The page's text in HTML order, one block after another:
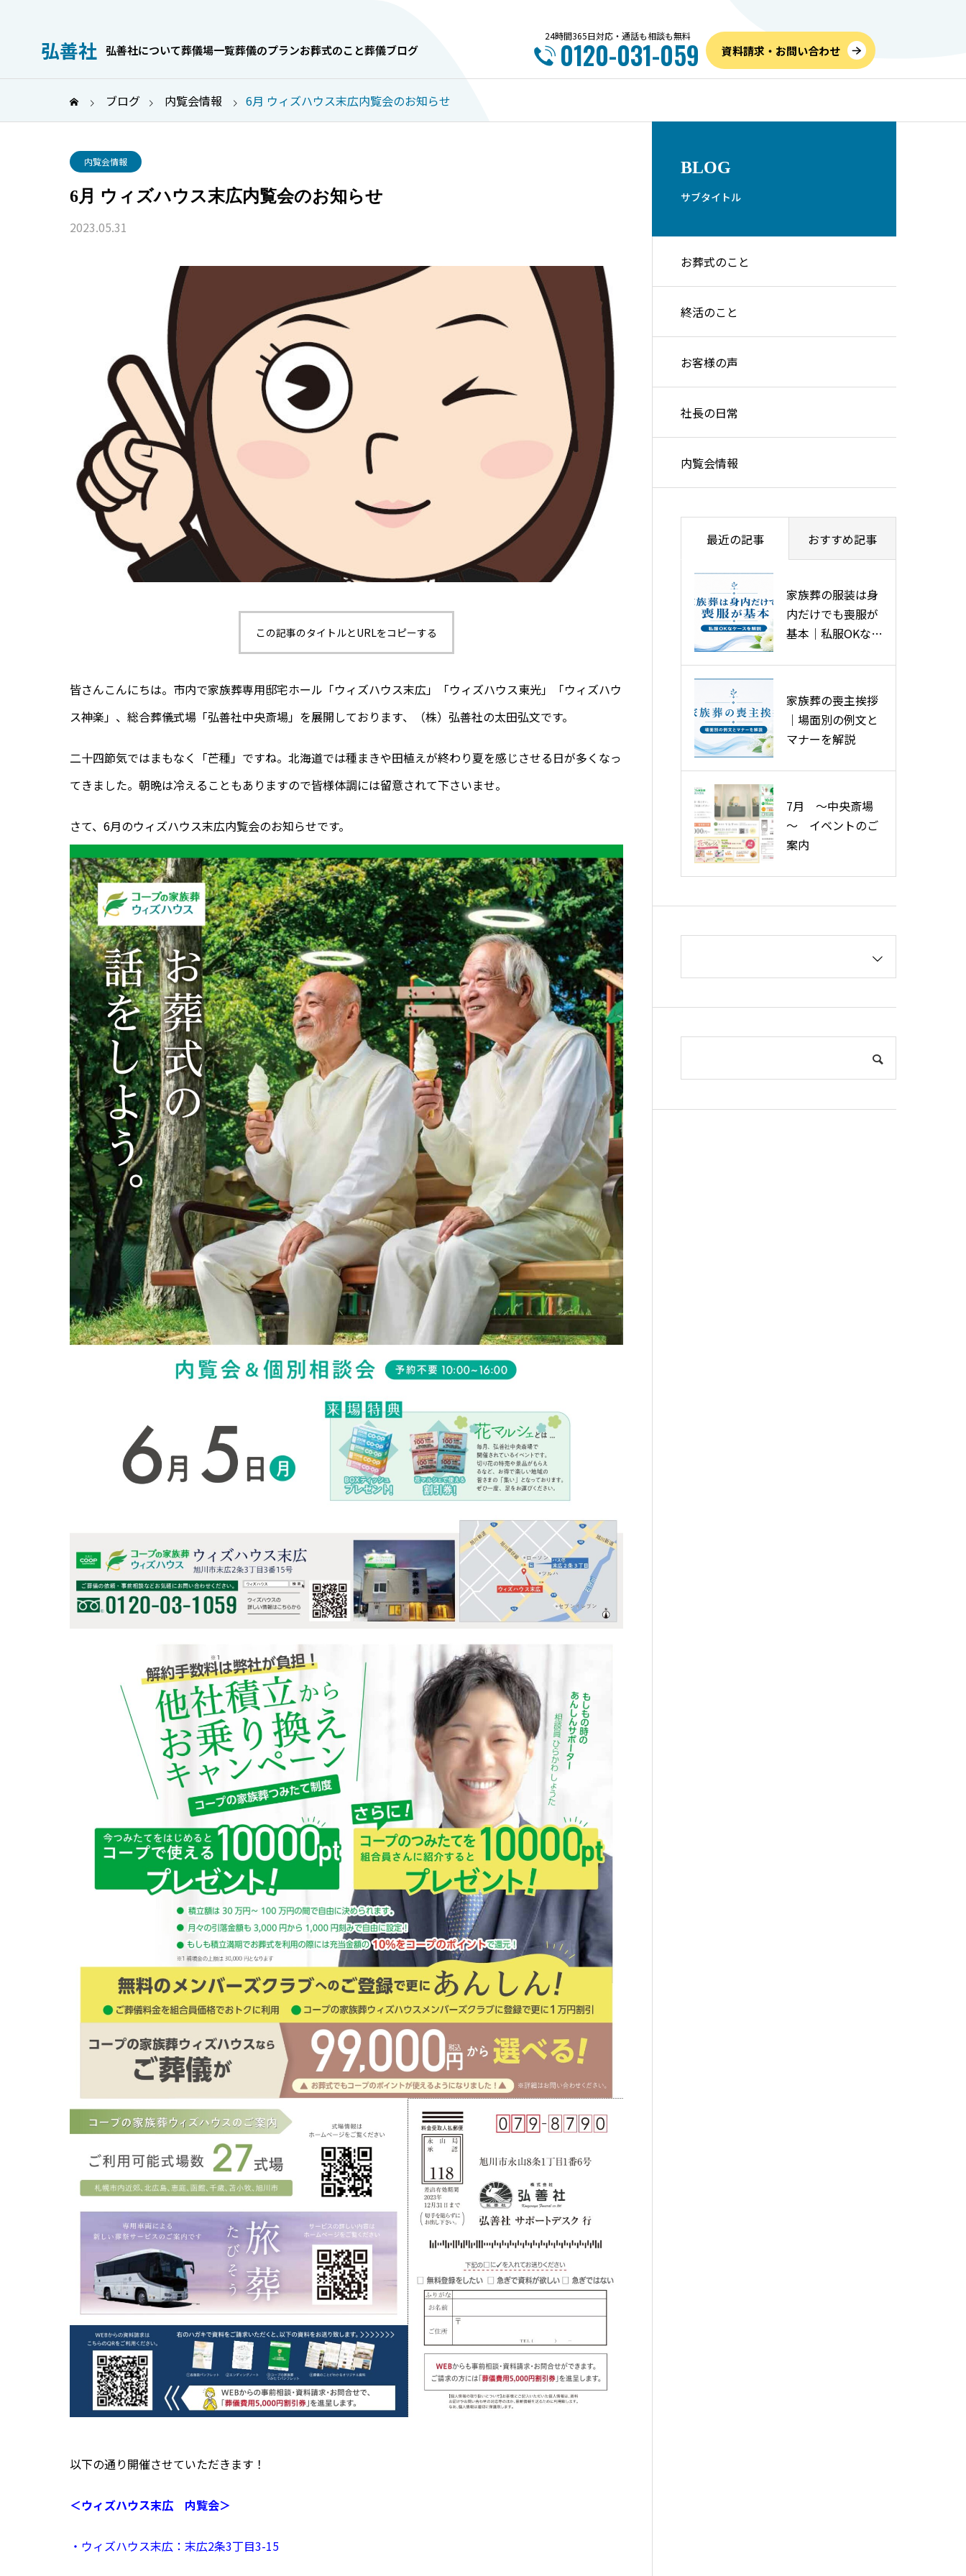
弘善社 弘善社について葬儀場一覧葬儀のプランお葬式のこと葬儀ブログ
家族葬の喪主挨拶｜場面別の
例文とマナーを解説
7月 ～中央斎場～ イベント
のご案内
旭川市で失敗しない葬儀社の
選び方完全ガイド！5つの手順
とポイント
高すぎるを防ぐ！家族葬の費
えて安くする方法
24時間365日対応・通話も相談も無料
0120-031-059 資料請求・お問い合わせ
ブログ 内覧会情報 6月 ウィズハウス末広内覧会のお知らせ
内覧会情報
6月 ウィズハウス末広内覧会のお知らせ
2023.05.31
この記事のタイトルとURLをコピーする
皆さんこんにちは。市内で家族葬専用邸宅ホール「ウィズハウス末広」「ウィズハウス東光」「ウィズハウ
ス神楽」、総合葬儀式場「弘善社中央斎場」を展開しております、
（株）弘善社の太田弘文です。
二十四節気ではまもなく「芒種」ですね。北海道では種まきや田植えが終わり夏を感じさせる日が多くなっ
てきました。朝晩は冷えることもありますので皆様体調には留意されて下さいませ。
さて、6月のウィズハウス末広内覧会のお知らせです。
以下の通り開催させていただきます！
＜ウィズハウス末広 内覧会＞
・ ウィズハウス末広：末広2条3丁目3-15
BLOG
サブタイトル
お葬式のこと
終活のこと
お客様の声
社長の日常
内覧会情報
最近の記事 おすすめ記事
家族葬の服装は身
内だけでも喪服が
基本｜私服OKなケ
家族葬の喪主挨拶
｜場面別の例文と
マナーを解説
7月 ～中央斎場
～ イベントのご
案内
旭川市で安い葬儀
をする5つの方法
を徹底解説！葬儀